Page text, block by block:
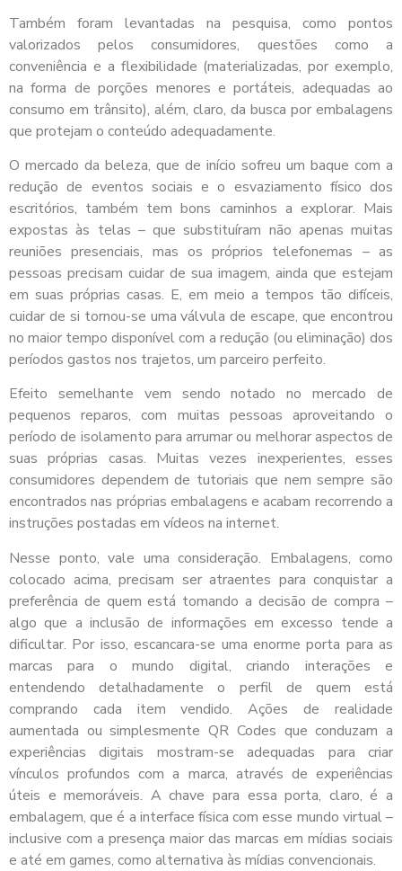
Também foram levantadas na pesquisa, como pontos
valorizados pelos consumidores, questões como a
conveniência e a flexibilidade (materializadas, por exemplo,
na forma de porções menores e portáteis, adequadas ao
consumo em trânsito), além, claro, da busca por embalagens
que protejam o conteúdo adequadamente.
O mercado da beleza, que de início sofreu um baque com a
redução de eventos sociais e o esvaziamento físico dos
escritórios, também tem bons caminhos a explorar. Mais
expostas às telas – que substituíram não apenas muitas
reuniões presenciais, mas os próprios telefonemas – as
pessoas precisam cuidar de sua imagem, ainda que estejam
em suas próprias casas. E, em meio a tempos tão difíceis,
cuidar de si tornou-se uma válvula de escape, que encontrou
no maior tempo disponível com a redução (ou eliminação) dos
períodos gastos nos trajetos, um parceiro perfeito.
Efeito semelhante vem sendo notado no mercado de
pequenos reparos, com muitas pessoas aproveitando o
período de isolamento para arrumar ou melhorar aspectos de
suas próprias casas. Muitas vezes inexperientes, esses
consumidores dependem de tutoriais que nem sempre são
encontrados nas próprias embalagens e acabam recorrendo a
instruções postadas em vídeos na internet.
Nesse ponto, vale uma consideração. Embalagens, como
colocado acima, precisam ser atraentes para conquistar a
preferência de quem está tomando a decisão de compra –
algo que a inclusão de informações em excesso tende a
dificultar. Por isso, escancara-se uma enorme porta para as
marcas para o mundo digital, criando interações e
entendendo detalhadamente o perfil de quem está
comprando cada item vendido. Ações de realidade
aumentada ou simplesmente QR Codes que conduzam a
experiências digitais mostram-se adequadas para criar
vínculos profundos com a marca, através de experiências
úteis e memoráveis. A chave para essa porta, claro, é a
embalagem, que é a interface física com esse mundo virtual –
inclusive com a presença maior das marcas em mídias sociais
e até em games, como alternativa às mídias convencionais.